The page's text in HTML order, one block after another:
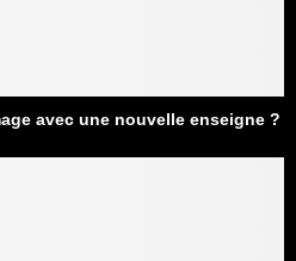
avec une nouvelle enseigne ?